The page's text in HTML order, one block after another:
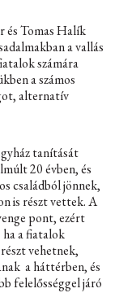
és Tomas Halík
a vallás
számára
a számos
alternatív
tanítását
20 évben, és
családból jönnek,
is részt vettek. A
pont, ezért
ha a fiatalok
vehetnek,
a háttérben, és
felelősséggel járó